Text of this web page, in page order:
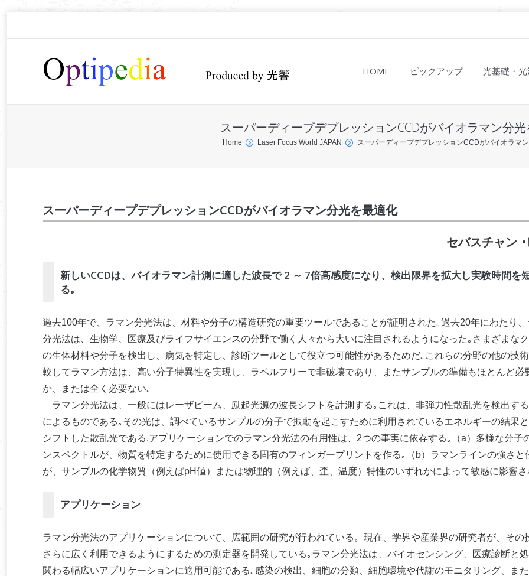
HOME ピックアップ 光基礎・
スーパーディープデプレッションCCDがバイオラマン分
Home Laser Focus World JAPAN スーパーディープデプレッションCCDがバイオラマ
スーパーディープデプレッションCCDがバイオラマン分光を最適化
セバスチャン
新しいCCDは、バイオラマン計測に適した波長で 2 ～ 7倍高感度になり、検出限界を拡大し実験時間を
る｡
過去100年で、ラマン分光法は、材料や分子の構造研究の重要ツールであることが証明された｡過去20年にわたり
分光法は、生物学、医療及びライフサイエンスの分野で働く人々から大いに注目されるようになった｡さまざまな
の生体材料や分子を検出し、病気を特定し、診断ツールとして役立つ可能性があるためだ｡これらの分野の他の技
較してラマン方法は、高い分子特異性を実現し、ラベルフリーで非破壊であり、またサンプルの準備もほとんど必
か、または全く必要ない｡
ラマン分光法は、一般にはレーザビーム、励起光源の波長シフトを計測する｡これは、非弾力性散乱光を検出す
によるものである｡その光は、調べているサンプルの分子で振動を起こすために利用されているエネルギーの結果
シフトした散乱光である.アプリケーションでのラマン分光法の有用性は、2つの事実に依存する｡（a）多様な分子
ンスペクトルが、物質を特定するために使用できる固有のフィンガープリントを作る｡（b）ラマンラインの強さと
が、サンプルの化学物質（例えばpH値）または物理的（例えば、歪、温度）特性のいずれかによって敏感に影響さ
アプリケーション
ラマン分光法のアプリケーションについて、広範囲の研究が行われている。現在、学界や産業界の研究者が、その
さらに広く利用できるようにするための測定器を開発している｡ラマン分光法は、バイオセンシング、医療診断と
関わる幅広いアプリケーションに適用可能である｡感染の検出、細胞の分類、細胞環境や代謝のモニタリング、ま